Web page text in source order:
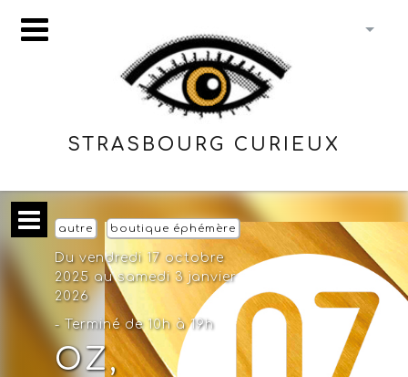
STRASBOURG CURIEUX
autre boutique éphémère
Du vendredi 17 octobre
2025 au samedi 3 janvier
2026
- Terminé de 10h à 19h
OZ,